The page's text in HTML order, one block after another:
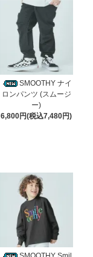
SMOOTHY ナイ
ロンパンツ (スムージ
ー)
6,800円(税込7,480円)